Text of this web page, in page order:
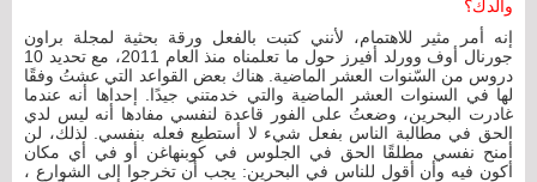
والدك؟
إنه أمر مثير للاهتمام، لأنني كتبت بالفعل ورقة بحثية لمجلة براون
جورنال أوف وورلد أفيرز حول ما تعلمناه منذ العام 2011، مع تحديد 10
دروس من السّنوات العشر الماضية. هناك بعض القواعد التي عشتُ وفقًا
لها في السنوات العشر الماضية والتي خدمتني جيدًا. إحداها أنه عندما
غادرت البحرين، وضعتُ على الفور قاعدة لنفسي مفادها أنه ليس لدي
الحق في مطالبة الناس بفعل شيء لا أستطيع فعله بنفسي. لذلك، لن
أمنح نفسي مطلقًا الحق في الجلوس في كوبنهاغن أو في أي مكان
أكون فيه وأن أقول للناس في البحرين: يجب أن تخرجوا إلى الشوارع ،